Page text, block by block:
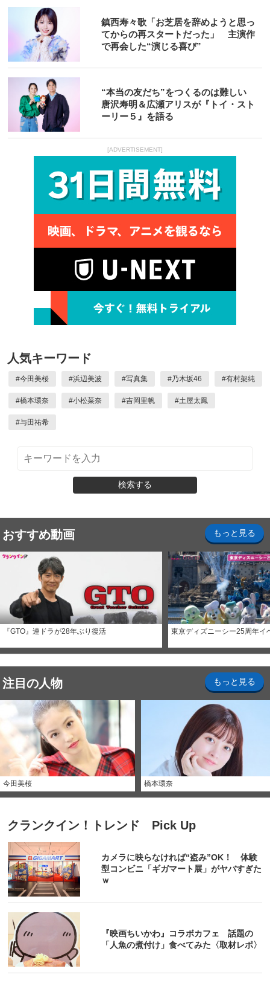
鎮西寿々歌「お芝居を辞めようと思っ
てからの再スタートだった」 主演作
で再会した“演じる喜び”
“本当の友だち”をつくるのは難しい
唐沢寿明＆広瀬アリスが『トイ・スト
ーリー５』を語る
[ADVERTISEMENT]
人気キーワード
#今田美桜 #浜辺美波 #写真集 #乃木坂46 #有村架純
#橋本環奈 #小松菜奈 #吉岡里帆 #土屋太鳳
#与田祐希
検索する
おすすめ動画 もっと見る
『GTO』連ドラが28年ぶり復活 東京ディズニーシー25周年イ
注目の人物 もっと見る
今田美桜 橋本環奈
クランクイン！トレンド Pick Up
カメラに映らなければ“盗み”OK！ 体験
型コンビニ「ギガマート展」がヤバすぎた
ｗ
『映画ちいかわ』コラボカフェ 話題の
「人魚の煮付け」食べてみた〈取材レポ〉